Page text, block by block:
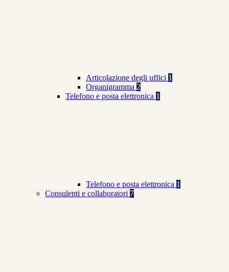
Articolazione degli uffici 1
Organigramma 2
Telefono e posta elettronica 1
Telefono e posta elettronica 1
Consulenti e collaboratori 7